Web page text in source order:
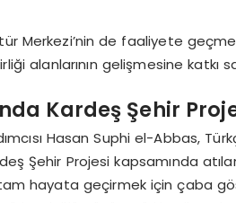
Merkezi’nin de faaliyete
alanlarının gelişmesine katkı
Kardeş Şehir
Hasan Suphi el-Abbas,
Şehir Projesi kapsamında
hayata geçirmek için çaba